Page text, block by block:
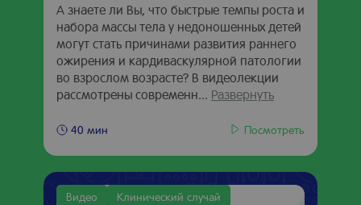
А знаете ли Вы, что быстрые темпы роста и
набора массы тела у недоношенных детей
могут стать причинами развития раннего
ожирения и кардиваскулярной патологии
во взрослом возрасте? В видеолекции
рассмотрены современн... Развернуть
40 мин Посмотреть
Видео Клинический случай